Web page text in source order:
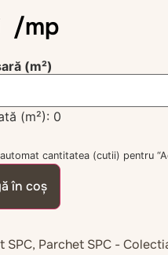
/mp
(m²)
(m²): 0
cantitatea (cutii) pentru
în coș
SPC, Parchet SPC -